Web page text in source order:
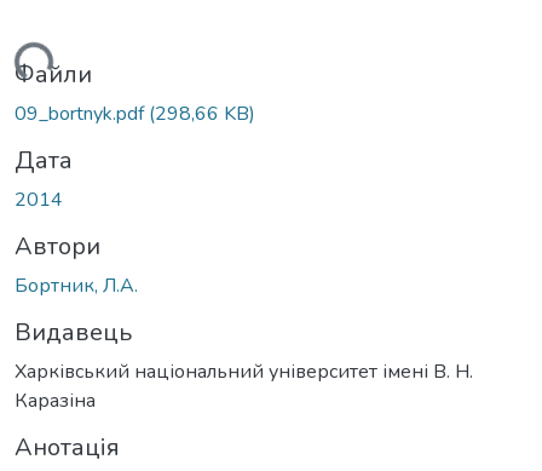
Файли
09_bortnyk.pdf(298,66 KB)
Дата
2014
Автори
Бортник, Л.А.
Видавець
Харківський національний університет імені В. Н.
Каразіна
Анотація